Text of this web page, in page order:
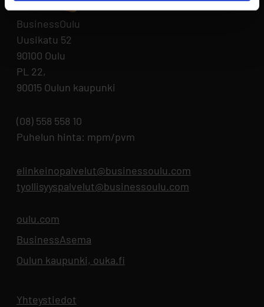
BusinessOulu
Uusikatu 52
90100 Oulu
PL 22,
90015 Oulun kaupunki
(08) 558 558 10
Puhelun hinta: mpm/pvm
elinkeinopalvelut@businessoulu.com
tyollisyyspalvelut@businessoulu.com
oulu.com
BusinessAsema
Oulun kaupunki, ouka.fi
Yhteystiedot